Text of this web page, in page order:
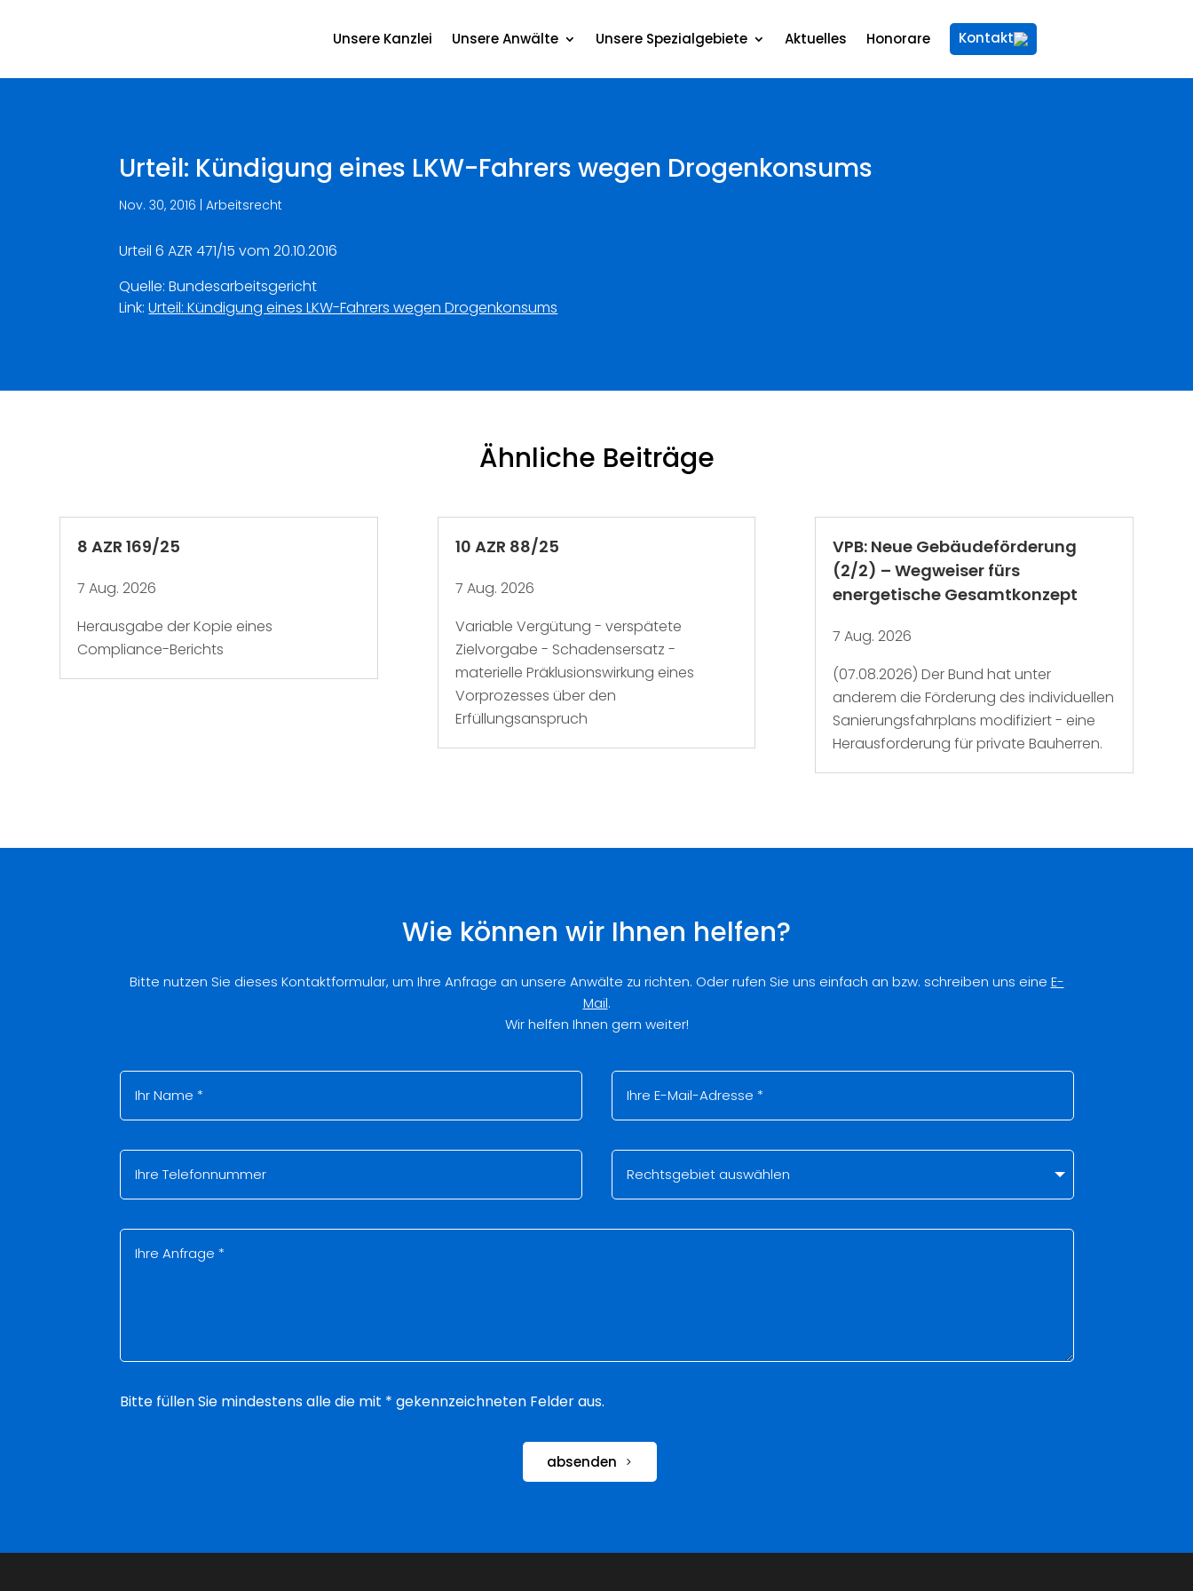
Unsere Kanzlei Unsere Anwälte Unsere Spezialgebiete Aktuelles Honorare Kontakt
Urteil: Kündigung eines LKW-Fahrers wegen Drogenkonsums
Nov. 30, 2016 |Arbeitsrecht
Urteil 6 AZR 471/15 vom 20.10.2016
Quelle: Bundesarbeitsgericht
Link:Urteil: Kündigung eines LKW-Fahrers wegen Drogenkonsums
Ähnliche Beiträge
8 AZR 169/25
7 Aug. 2026
Herausgabe der Kopie eines
Compliance-Berichts
10 AZR 88/25
7 Aug. 2026
Variable Vergütung - verspätete
Zielvorgabe - Schadensersatz -
materielle Präklusionswirkung eines
Vorprozesses über den
Erfüllungsanspruch
VPB: Neue Gebäudeförderung
(2/2) – Wegweiser fürs
energetische Gesamtkonzept
7 Aug. 2026
(07.08.2026) Der Bund hat unter
anderem die Förderung des individuellen
Sanierungsfahrplans modifiziert - eine
Herausforderung für private Bauherren.
Wie können wir Ihnen helfen?
Bitte nutzen Sie dieses Kontaktformular, um Ihre Anfrage an unsere Anwälte zu richten. Oder rufen Sie uns einfach an bzw. schreiben uns eine E-
Mail.
Wir helfen Ihnen gern weiter!
Bitte füllen Sie mindestens alle die mit * gekennzeichneten Felder aus.
absenden